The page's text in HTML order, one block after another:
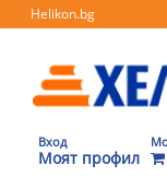
Helikon.bg
Вход
Моят профил